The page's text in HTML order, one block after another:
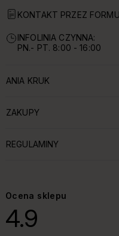
KONTAKT PRZEZ
INFOLINIA CZYNNA:
PN.- PT. 8:00 - 16:00
ROZWIŃ SEKCJĘ:
ANIA KRUK
ROZWIŃ SEKCJĘ:
ZAKUPY
ROZWIŃ SEKCJĘ:
REGULAMINY
Ocena sklepu
4.9